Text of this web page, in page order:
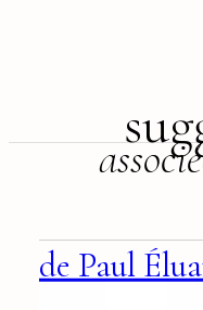
de Paul